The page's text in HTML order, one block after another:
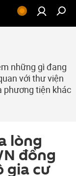
những gì đang
với thư viện
phương tiện khác
lòng
đồng
gia cư